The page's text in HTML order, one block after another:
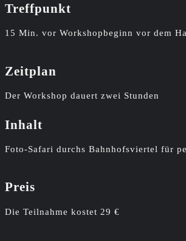
Treffpunkt
15 Min. vor Workshopbeginn vor dem
Zeitplan
Der Workshop dauert zwei Stunden
Inhalt
Foto-Safari durchs Bahnhofsviertel für
Preis
Die Teilnahme kostet 29 €